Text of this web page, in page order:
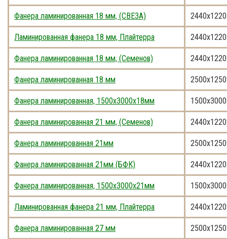
Фанера ламинированная 18 мм, (СВЕЗА)
Ламинированная фанера 18 мм, Плайтерра
Фанера ламинированная 18 мм, (Семенов)
Фанера ламинированная 18 мм
Фанера ламинированная, 1500x3000x18мм
Фанера ламинированная 21 мм, (Семенов)
Фанера ламинированная 21мм
Фанера ламинированная 21мм (БФК)
Фанера ламинированная, 1500x3000x21мм
Ламинированная фанера 21 мм, Плайтерра
Фанера ламинированная 27 мм